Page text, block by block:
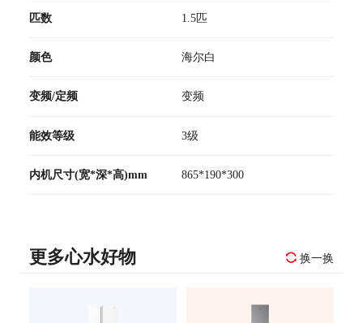
匹数 1.5匹
颜色 海尔白
变频/定频 变频
能效等级 3级
内机尺寸(宽*深*高)mm 865*190*300
更多心水好物 换一换